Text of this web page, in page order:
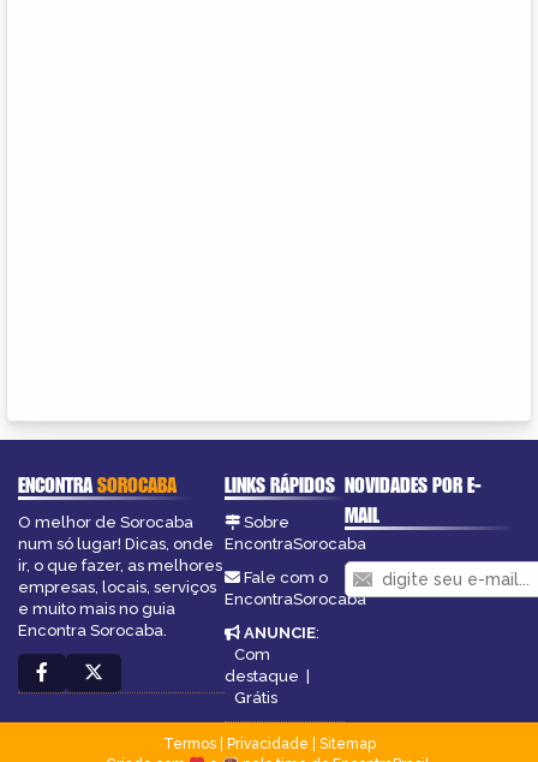
ENCONTRASOROCABA
O melhor de Sorocaba
num só lugar! Dicas, onde
ir, o que fazer, as melhores
empresas, locais, serviços
e muito mais no guia
Encontra Sorocaba.
LINKS RÁPIDOS
Sobre
EncontraSorocaba
Fale com o
EncontraSorocaba
ANUNCIE:
Com
destaque |
Grátis
NOVIDADES POR E-
MAIL
Termos| Privacidade
Sitemap